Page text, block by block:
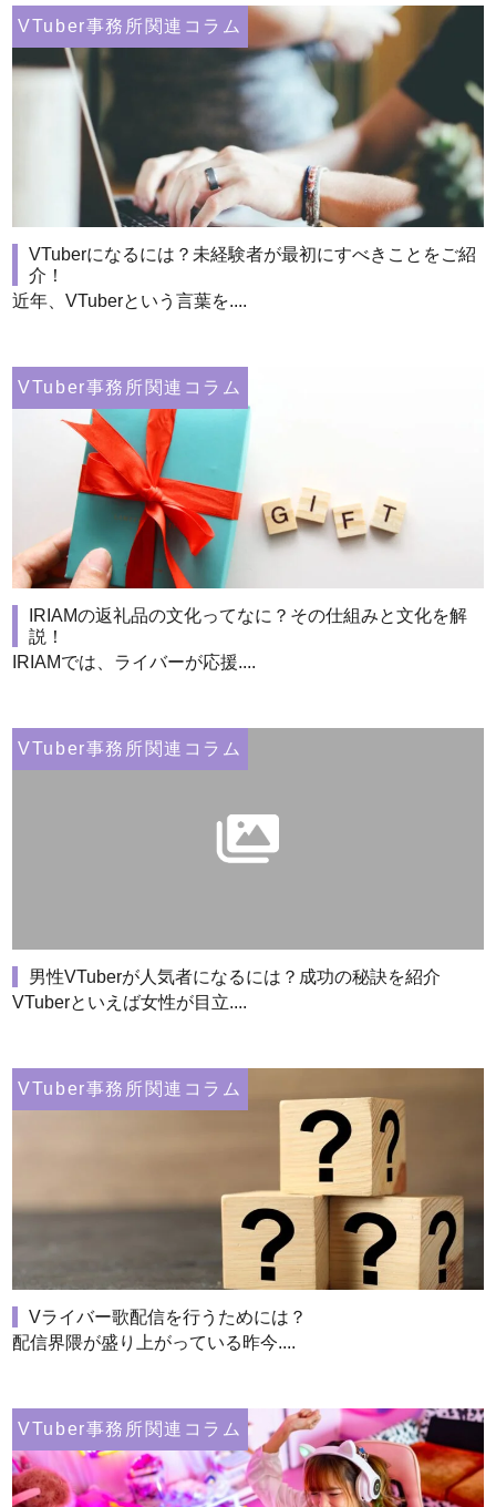
VTuber事務所関連コラム
VTuberになるには？未経験者が最初にすべきことをご紹
介！
近年、VTuberという言葉を....
VTuber事務所関連コラム
IRIAMの返礼品の文化ってなに？その仕組みと文化を解
説！
IRIAMでは、ライバーが応援....
VTuber事務所関連コラム
男性VTuberが人気者になるには？成功の秘訣を紹介
VTuberといえば女性が目立....
VTuber事務所関連コラム
Vライバー歌配信を行うためには？
配信界隈が盛り上がっている昨今....
VTuber事務所関連コラム